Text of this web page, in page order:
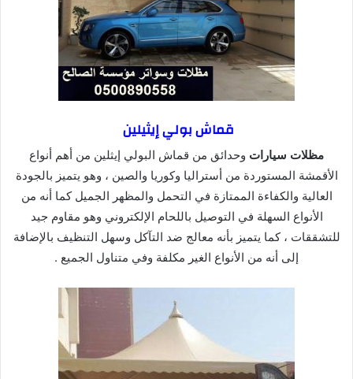
قماش بولي إيثيلين
مظلات سيارات وحدائق من قماش البولي إيثلين من أهم أنواع
الأقمشة المستوردة من أستراليا وكوريا والصين ، وهو يتميز بالجودة
العالية والكفاءة الممتازة في التحمل والمظهر الجميل كما أنه من
الأنواع السهلة في التوصيل باللحام الإلكتروني وهو مقاوم جيد
للتشققات ، كما يتميز بأنه معالج ضد التآكل وسهل التنظيف بالإضافة
إلى أنه من الأنواع الغير مكلفة وفي متناول الجميع .